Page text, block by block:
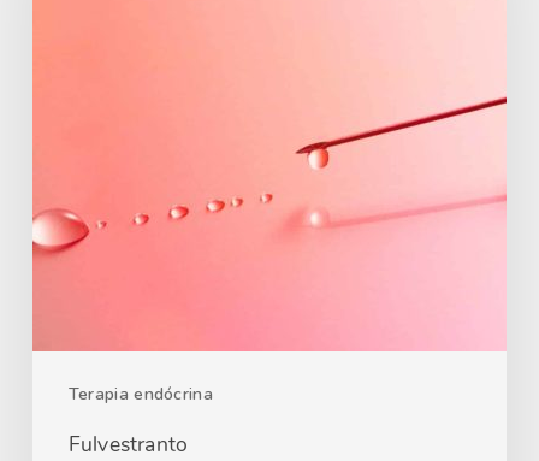
Terapia endócrina
Fulvestranto